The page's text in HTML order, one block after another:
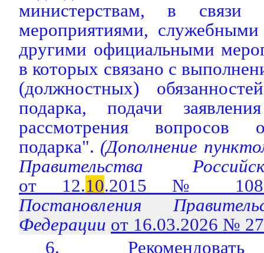
министерствам, в связи
мероприятиями,
другими официальными
в которых связано с
(должностных)
подарка, подачи
рассмотрения вопросов
подарка". (Дополнение
Правительства
от 12.10.2015 №
Постановления
Федерации от 16.03.2026 №
6.